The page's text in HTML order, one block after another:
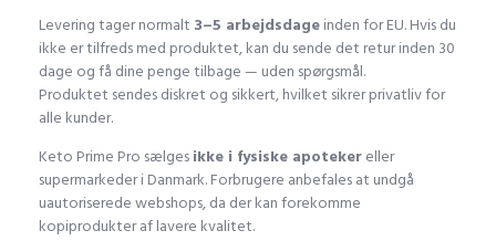
Levering tager normalt 3–5 arbejdsdageinden for EU. Hvis du
ikke er tilfreds med produktet, kan du sende det retur inden 30
dage og få dine penge tilbage — uden spørgsmål.
Produktet sendes diskret og sikkert, hvilket sikrer privatliv for
alle kunder.
Keto Prime Pro sælgesikke i fysiske apotekereller
supermarkeder i Danmark. Forbrugere anbefales at undgå
uautoriserede webshops, da der kan forekomme
kopiprodukter af lavere kvalitet.